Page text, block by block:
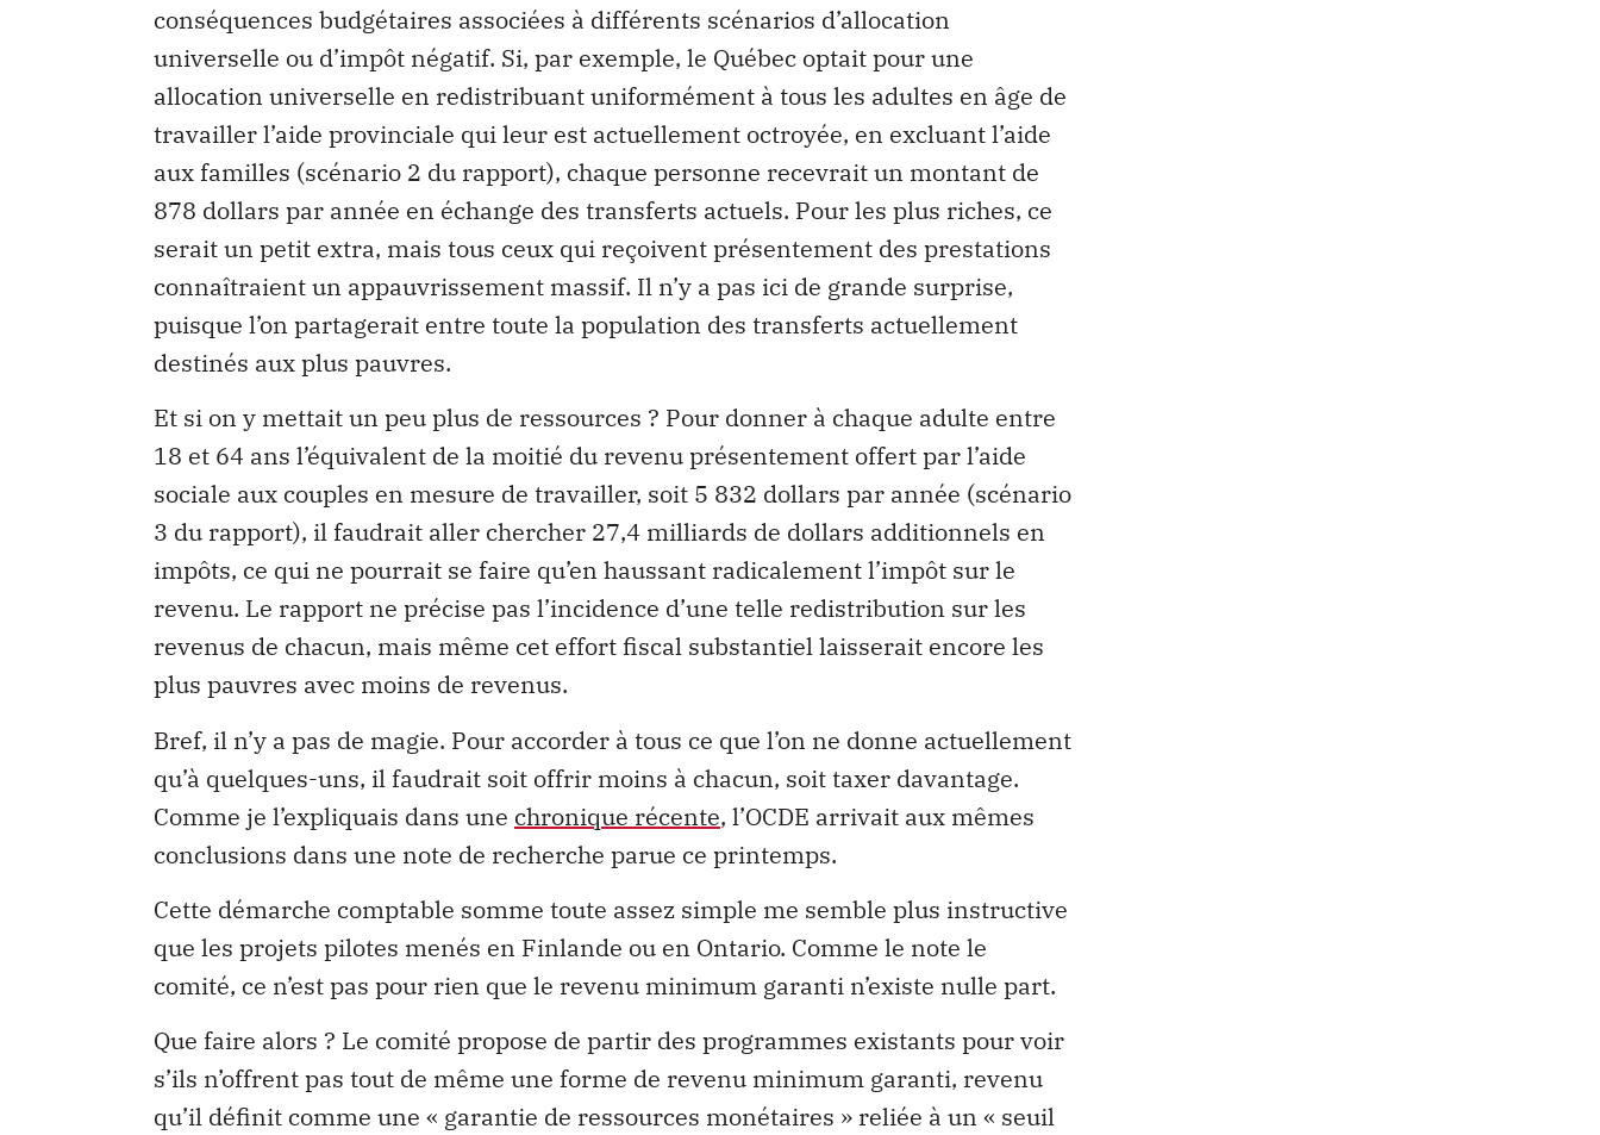
conséquences budgétaires associées à différents scénarios d’allocation
universelle ou d’impôt négatif. Si, par exemple, le Québec optait pour une
allocation universelle en redistribuant uniformément à tous les adultes en âge de
travailler l’aide provinciale qui leur est actuellement octroyée, en excluant l’aide
aux familles (scénario 2 du rapport), chaque personne recevrait un montant de
878 dollars par année en échange des transferts actuels. Pour les plus riches, ce
serait un petit extra, mais tous ceux qui reçoivent présentement des prestations
connaîtraient un appauvrissement massif. Il n’y a pas ici de grande surprise,
puisque l’on partagerait entre toute la population des transferts actuellement
destinés aux plus pauvres.
Et si on y mettait un peu plus de ressources ? Pour donner à chaque adulte entre
18 et 64 ans l’équivalent de la moitié du revenu présentement offert par l’aide
sociale aux couples en mesure de travailler, soit 5 832 dollars par année (scénario
3 du rapport), il faudrait aller chercher 27,4 milliards de dollars additionnels en
impôts, ce qui ne pourrait se faire qu’en haussant radicalement l’impôt sur le
revenu. Le rapport ne précise pas l’incidence d’une telle redistribution sur les
revenus de chacun, mais même cet effort fiscal substantiel laisserait encore les
plus pauvres avec moins de revenus.
Bref, il n’y a pas de magie. Pour accorder à tous ce que l’on ne donne actuellement
qu’à quelques-uns, il faudrait soit offrir moins à chacun, soit taxer davantage.
Comme je l’expliquais dans une chronique récente, l’OCDE arrivait aux mêmes
conclusions dans une note de recherche parue ce printemps.
Cette démarche comptable somme toute assez simple me semble plus instructive
que les projets pilotes menés en Finlande ou en Ontario. Comme le note le
comité, ce n’est pas pour rien que le revenu minimum garanti n’existe nulle part.
Que faire alors ? Le comité propose de partir des programmes existants pour voir
s’ils n’offrent pas tout de même une forme de revenu minimum garanti, revenu
qu’il définit comme une « garantie de ressources monétaires » reliée à un « seuil